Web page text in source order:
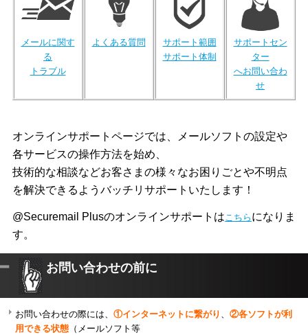
メールに関す
る
トラブル
よくある質問
サポート範囲
サポート体制
サポートセン
ター
へお問い合わ
せ
オンラインサポートページでは、メールソフトの設定や
各サービスの操作方法を始め、
技術的な相談などお客さまの様々なお困りごとや不明点
を解決できるようバッチリサポートいたします！
@Securemail Plusのオンラインサポートはこちら になりま
す。
お問い合わせの前に
お問い合わせの際には、①インターネットに繋がり 、②各ソフトが利
用できる状態 （メールソフト等